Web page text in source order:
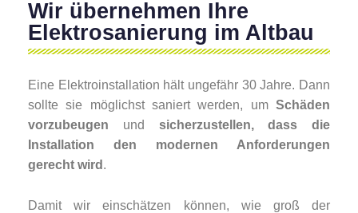
Wir übernehmen Ihre
Elektrosanierung im Altbau
Eine Elektroinstallation hält ungefähr 30 Jahre. Dann
sollte sie möglichst saniert werden, um Schäden
vorzubeugen und
sicherzustellen, dass die
Installation den modernen Anforderungen
gerecht wird .
Damit wir einschätzen können, wie groß der